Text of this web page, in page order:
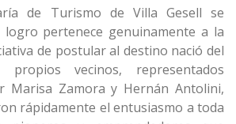
de Turismo de Villa Gesell se
pertenece genuinamente a la
de postular al destino nació del
vecinos, representados
Marisa Zamora y Hernán Antolini,
rápidamente el entusiasmo a toda